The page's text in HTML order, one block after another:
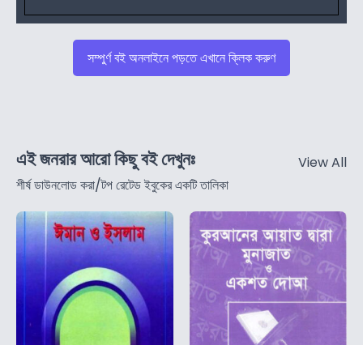
সম্পুর্ণ বই অনলাইনে পড়তে এখানে ক্লিক করুণ
এই জনরার আরো কিছু বই দেখুনঃ
শীর্ষ ডাউনলোড করা/টপ রেটেড ইবুকের একটি তালিকা
View All